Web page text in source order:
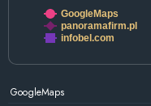
GoogleMaps
panoramafirm.pl
infobel.com
GoogleMaps